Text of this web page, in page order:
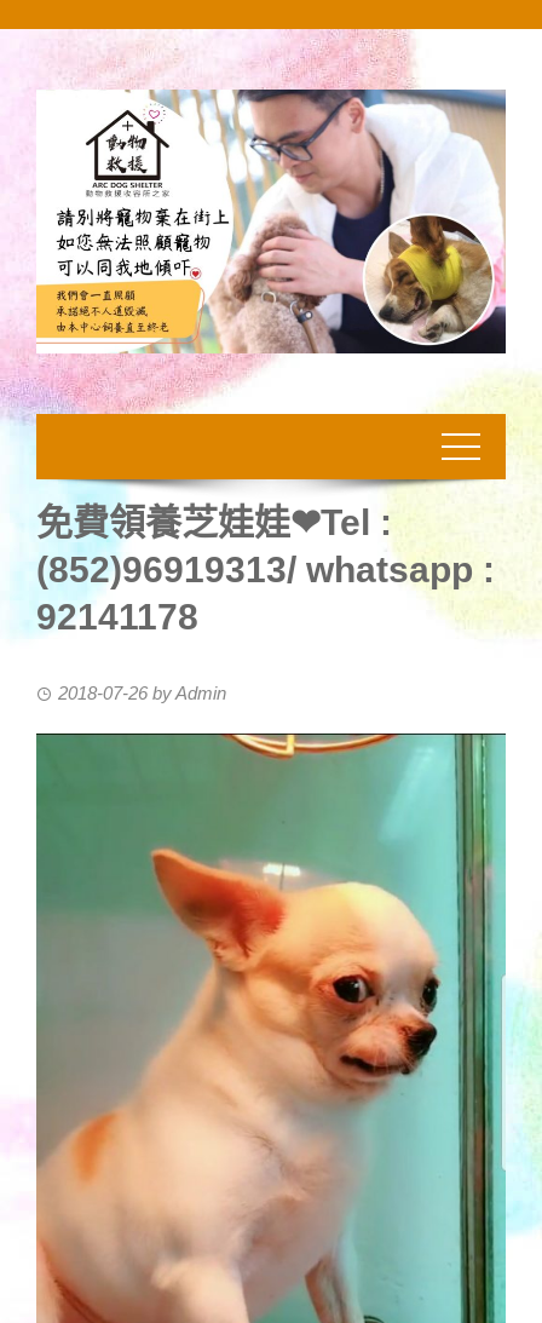
免費領養芝娃娃❤Tel :
(852)96919313/ whatsapp :
92141178
2018-07-26 byAdmin